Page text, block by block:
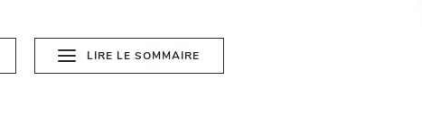
LIRE LE SOMMAIRE